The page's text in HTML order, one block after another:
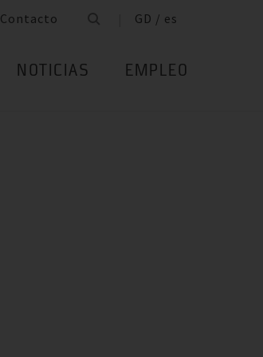
Contacto GD / es
NOTICIAS EMPLEO